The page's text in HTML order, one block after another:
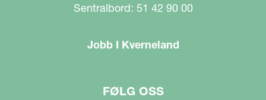
Sentralbord: 51 42 90 00
Jobb I Kverneland
FØLG OSS